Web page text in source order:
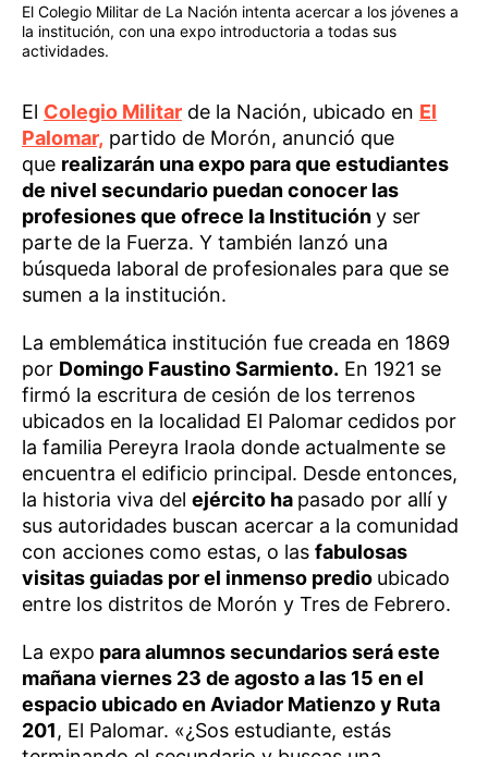
El Colegio Militar de La Nación intenta acercar a los jóvenes a
la institución, con una expo introductoria a todas sus
actividades.
El Colegio Militar de la Nación, ubicado en El
Palomar, partido de Morón, anunció que
que realizarán una expo para que estudiantes
de nivel secundario puedan conocer las
profesiones que ofrece la Institucióny ser
parte de la Fuerza. Y también lanzó una
búsqueda laboral de profesionales para que se
sumen a la institución.
La emblemática institución fue creada en 1869
por Domingo Faustino Sarmiento. En 1921 se
firmó la escritura de cesión de los terrenos
ubicados en la localidad El Palomar cedidos por
la familia Pereyra Iraola donde actualmente se
encuentra el edificio principal. Desde entonces,
la historia viva del ejército ha pasado por allí y
sus autoridades buscan acercar a la comunidad
con acciones como estas, o las fabulosas
visitas guiadas por el inmenso predio ubicado
entre los distritos de Morón y Tres de Febrero.
La expo para alumnos secundarios será este
mañana viernes 23 de agosto a las 15 en el
espacio ubicado en Aviador Matienzo y Ruta
201, El Palomar. «¿Sos estudiante, estás